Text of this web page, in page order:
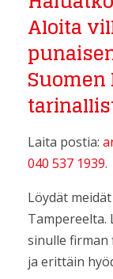
Aloita
Laita postia:
040 537 1939.
Löydät
Tampereelta.
sinulle firman
ja erittäin